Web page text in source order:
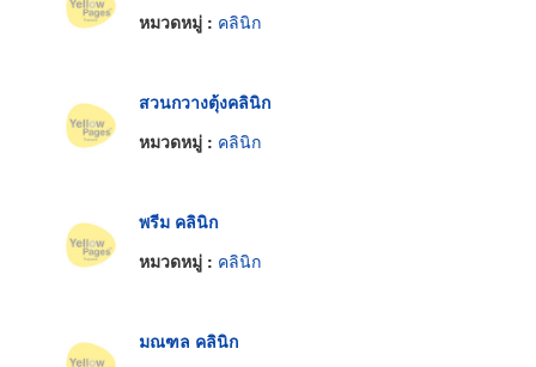
หมวดหมู่ : คลินิก
สวนกวางตุ้งคลินิก
หมวดหมู่ : คลินิก
พรีม คลินิก
หมวดหมู่ : คลินิก
มณฑล คลินิก